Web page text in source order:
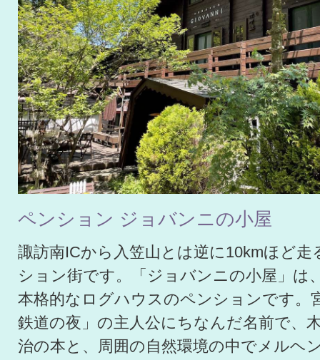
ペンション ジョバンニの小屋
諏訪南ICから入笠山とは逆に10kmほど走
ション街です。「ジョバンニの小屋」は
本格的なログハウスのペンションです。
鉄道の夜」の主人公にちなんだ名前で、
治の本と、周囲の自然環境の中でメルヘ